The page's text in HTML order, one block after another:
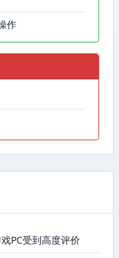
作
PC受到高度评价